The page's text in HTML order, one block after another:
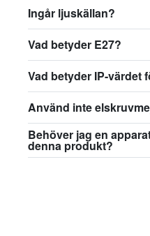
Ingår ljuskällan?
Vad betyder E27?
Vad betyder IP-värdet
Använd inte
Behöver jag en
denna produkt?